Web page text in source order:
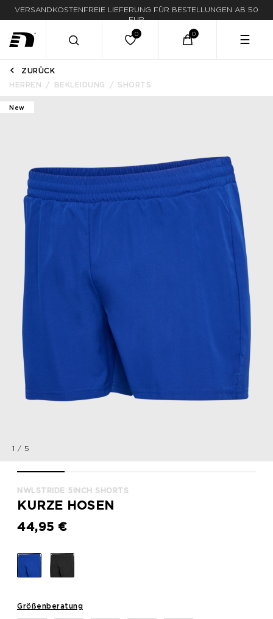
VERSANDKOSTENFREIE LIEFERUNG FÜR BESTELLUNGEN AB 50
EUR
☰
ZURÜCK
HERREN
BEKLEIDUNG SHORTS
1 / 5
New
NWLSTRIDE 5INCH SHORTS
KURZE HOSEN
44,95 €
Größenberatung